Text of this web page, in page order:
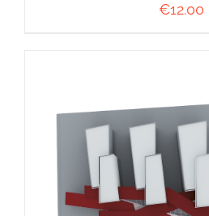
€12.00
AGGIUNGI AL CARRELLO